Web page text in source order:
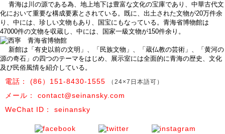
青海は川の源である為、地上地下は豊富な文化の宝庫であり、中華古代文
化において重要な構成要素とされている。既に、出土された文物が20万件余
り、中には、珍しい文物もあり、国宝にもなっている。青海省博物館は
47000件の文物を収蔵し、中には、国家一級文物が150件余り。
新館は「有史以前の文明」、「民族文物」、「蔵仏教の芸術」、「黄河の
源の奇石」の四つのテーマをはじめ、展示室には全面的に青海の歴史、文化
及び民俗風情を紹介している。
電話： (86）151-8430-1555 （24×7日本語可）
メール： contact@seinansky.com
WeChat ID： seinansky